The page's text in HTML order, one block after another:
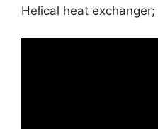
Helical heat exchanger;